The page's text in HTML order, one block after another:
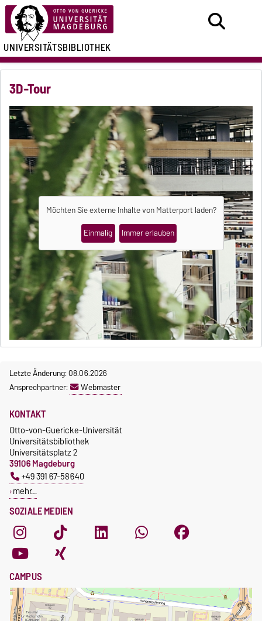
UNIVERSITÄTSBIBLIOTHEK
3D-Tour
Möchten Sie externe Inhalte vonMatterport laden?
Einmalig
Immer erlauben
Letzte Änderung: 08.06.2026
Ansprechpartner:
Webmaster
SOZIALE MEDIEN
KONTAKT
Otto-von-Guericke-Universität
Universitätsbibliothek
Universitätsplatz 2
39106 Magdeburg
+49 391 67-58640
mehr…
CAMPUS